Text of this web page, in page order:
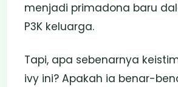
menjadi primadona baru
P3K keluarga.
Tapi, apa sebenarnya
ivy ini? Apakah ia benar-